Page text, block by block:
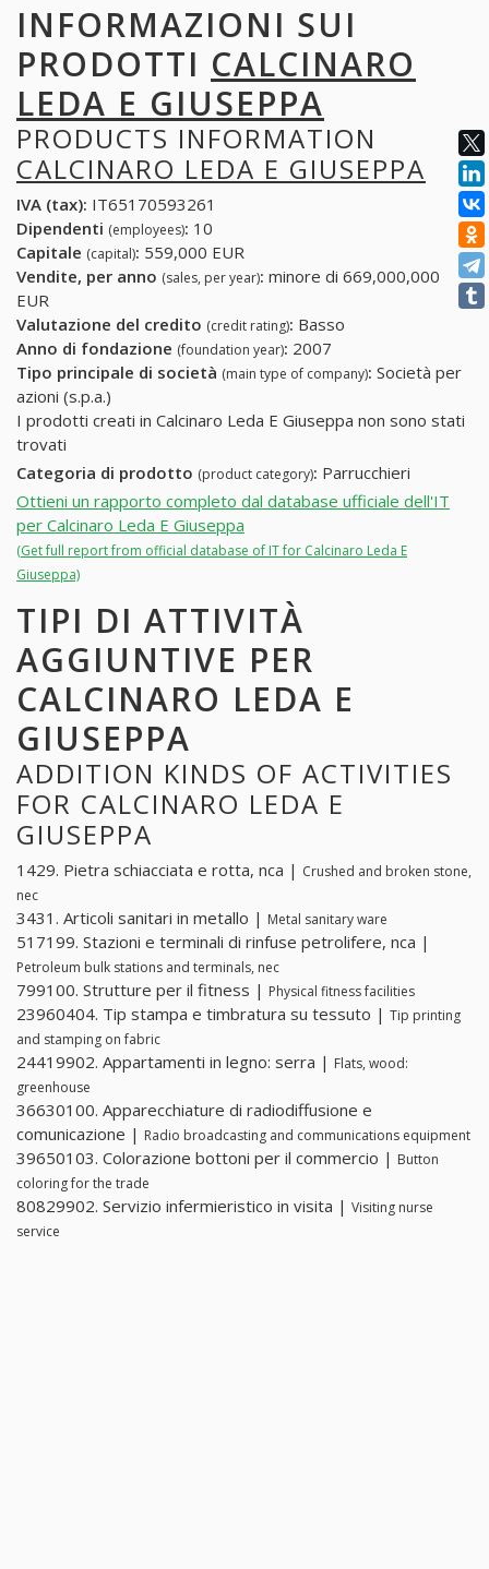
INFORMAZIONI SUI
PRODOTTI CALCINARO
LEDA E GIUSEPPA
PRODUCTS INFORMATION
CALCINARO LEDA E GIUSEPPA
IVA (tax): IT65170593261
Dipendenti (employees): 10
Capitale (capital): 559,000 EUR
Vendite, per anno (sales, per year): minore di 669,000,000
EUR
Valutazione del credito (credit rating): Basso
Anno di fondazione (foundation year): 2007
Tipo principale di società (main type of company): Società per
azioni (s.p.a.)
I prodotti creati in Calcinaro Leda E Giuseppa non sono stati
trovati
Categoria di prodotto (product category): Parrucchieri
Ottieni un rapporto completo dal database ufficiale dell'IT
per Calcinaro Leda E Giuseppa
(Get full report from official database of IT for Calcinaro Leda E
Giuseppa)
TIPI DI ATTIVITÀ
AGGIUNTIVE PER
CALCINARO LEDA E
GIUSEPPA
ADDITION KINDS OF ACTIVITIES
FOR CALCINARO LEDA E
GIUSEPPA
1429. Pietra schiacciata e rotta, nca | Crushed and broken stone,
nec
3431. Articoli sanitari in metallo | Metal sanitary ware
517199. Stazioni e terminali di rinfuse petrolifere, nca |
Petroleum bulk stations and terminals, nec
799100. Strutture per il fitness | Physical fitness facilities
23960404. Tip stampa e timbratura su tessuto | Tip printing
and stamping on fabric
24419902. Appartamenti in legno: serra | Flats, wood:
greenhouse
36630100. Apparecchiature di radiodiffusione e
comunicazione | Radio broadcasting and communications equipment
39650103. Colorazione bottoni per il commercio | Button
coloring for the trade
80829902. Servizio infermieristico in visita | Visiting nurse
service